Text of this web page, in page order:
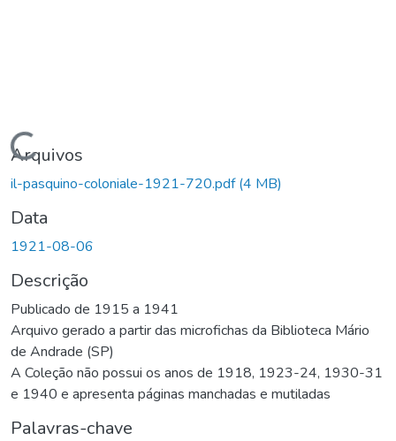
Carregando...
Arquivos
il-pasquino-coloniale-1921-720.pdf(4 MB)
Data
1921-08-06
Descrição
Publicado de 1915 a 1941
Arquivo gerado a partir das microfichas da Biblioteca Mário
de Andrade (SP)
A Coleção não possui os anos de 1918, 1923-24, 1930-31
e 1940 e apresenta páginas manchadas e mutiladas
Palavras-chave